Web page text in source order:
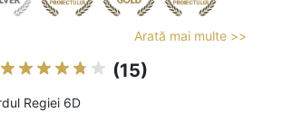
Arată mai multe >>
(15)
Regiei 6D